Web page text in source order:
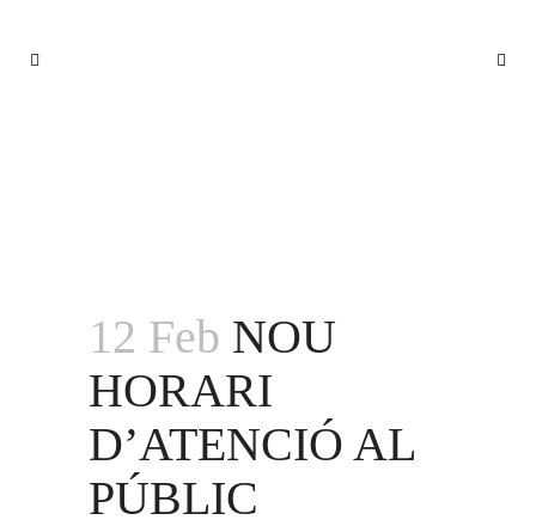
12 Feb NOU
HORARI
D’ATENCIÓ AL
PÚBLIC